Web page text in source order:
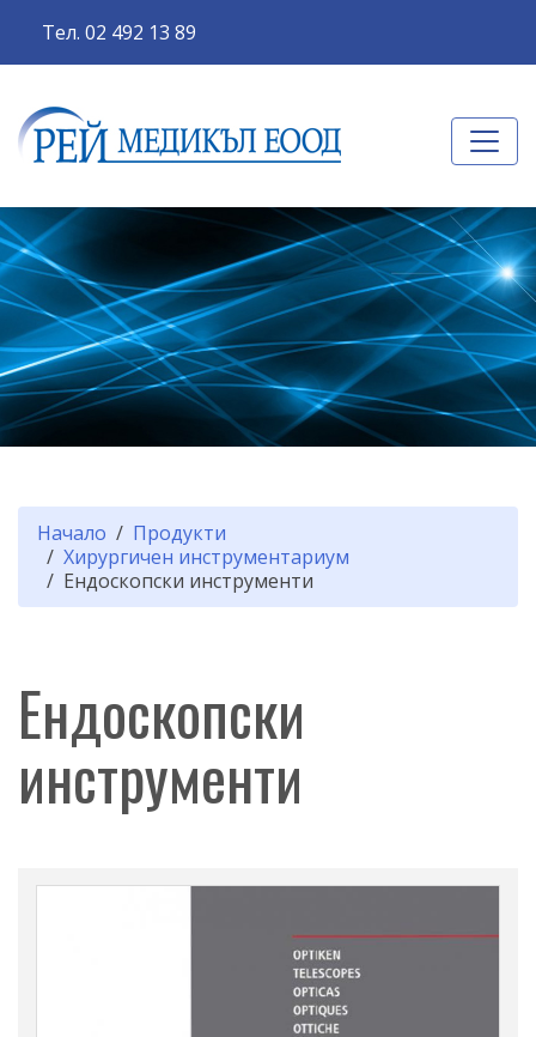
Тел. 02 492 13 89
Начало
Продукти
Хирургичен инструментариум
Ендоскопски инструменти
Ендоскопски
инструменти